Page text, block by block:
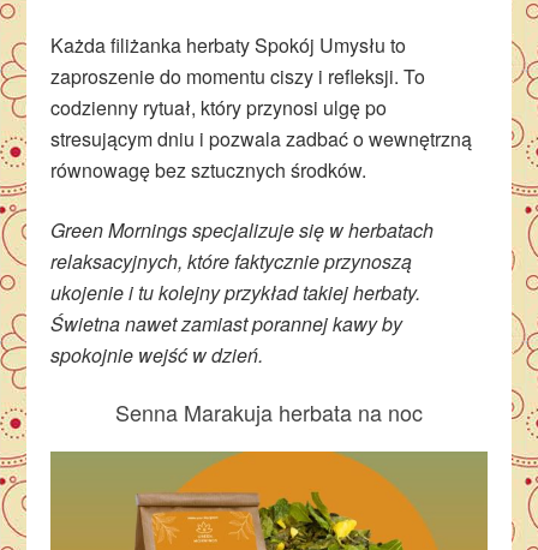
Każda filiżanka herbaty Spokój Umysłu to
zaproszenie do momentu ciszy i refleksji. To
codzienny rytuał, który przynosi ulgę po
stresującym dniu i pozwala zadbać o wewnętrzną
równowagę bez sztucznych środków.
Green Mornings specjalizuje się w herbatach
relaksacyjnych, które faktycznie przynoszą
ukojenie i tu kolejny przykład takiej herbaty.
Świetna nawet zamiast porannej kawy by
spokojnie wejść w dzień.
Senna Marakuja herbata na noc